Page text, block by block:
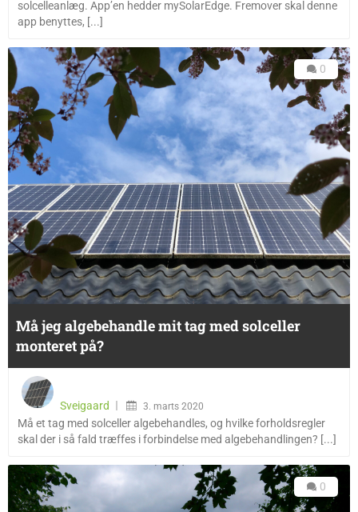
solcelleanlæg. App’en hedder mySolarEdge. Fremover skal denne
app benyttes, [...]
0
Må jeg algebehandle mit tag med solceller
monteret på?
Sveigaard 3. marts 2020
Må et tag med solceller algebehandles, og hvilke forholdsregler
skal der i så fald træffes i forbindelse med algebehandlingen? [...]
0